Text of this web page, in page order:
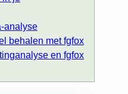
analyse
behalen met fgfox
en fgfox